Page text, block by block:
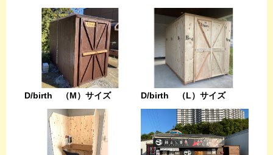
D/birth （M）サイズ D/birth （L）サイズ